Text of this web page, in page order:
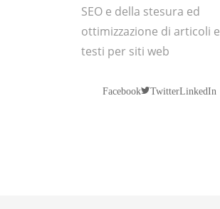
SEO e della stesura ed
ottimizzazione di articoli e
testi per siti web
Facebook TwitterLinkedIn